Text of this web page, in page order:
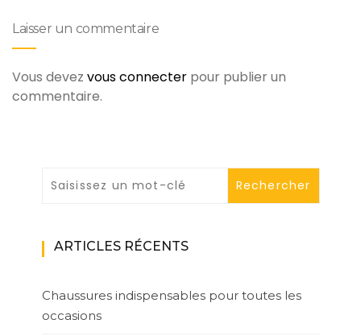
Laisser un commentaire
Vous devez vous connecter pour publier un
commentaire.
ARTICLES RÉCENTS
Chaussures indispensables pour toutes les
occasions